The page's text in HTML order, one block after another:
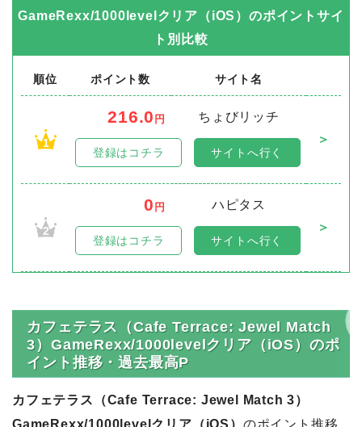
GameRexx/1000levelクリア（iOS）のポイントサイ
ト別比較
順位 ポイント数 サイト名
1
216.0 円
ちょびリッチ
＞
登録はコチラ サイトへ行く
2
0 円
ハピタス
＞
登録はコチラ サイトへ行く
カフェテラス（Cafe Terrace: Jewel Match
3）GameRexx/1000levelクリア（iOS）のポ
イント推移・過去最高P
カフェテラス（Cafe Terrace: Jewel Match 3）
GameRexx/1000levelクリア（iOS） のポイント推移